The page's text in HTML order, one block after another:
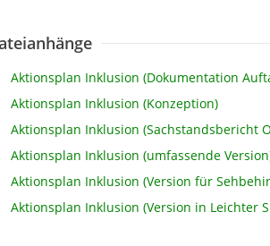
Aktionsplan Inklusion (Dokumentation
Aktionsplan Inklusion (Konzeption)
Aktionsplan Inklusion (Sachstandsbericht
Aktionsplan Inklusion (umfassende
Aktionsplan Inklusion (Version für
Aktionsplan Inklusion (Version in Leichter